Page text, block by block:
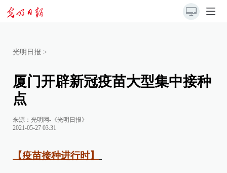
光明日报 >
厦门开辟新冠疫苗大型集中接种
点
来源： 光明网-《光明日报》
2021-05-27 03:31
【疫苗接种进行时】